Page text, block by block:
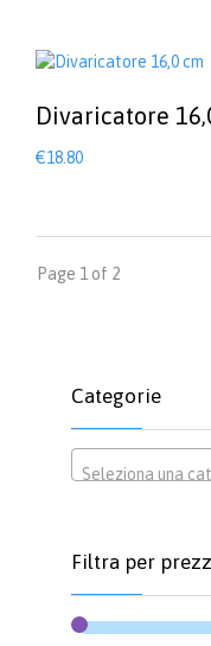
Divaricatore
€18.80
Page 1 of 2
Categorie
Seleziona una
Filtra per